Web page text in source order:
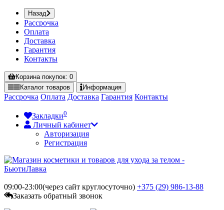
Назад
Рассрочка
Оплата
Доставка
Гарантия
Контакты
Корзинапокупок: 0
Каталог товаров Информация
Рассрочка Оплата Доставка Гарантия Контакты
Закладки0
Личный кабинет
Авторизация
Регистрация
09:00-23:00(через сайт круглосуточно) +375 (29) 986-13-88
Заказать обратный звонок